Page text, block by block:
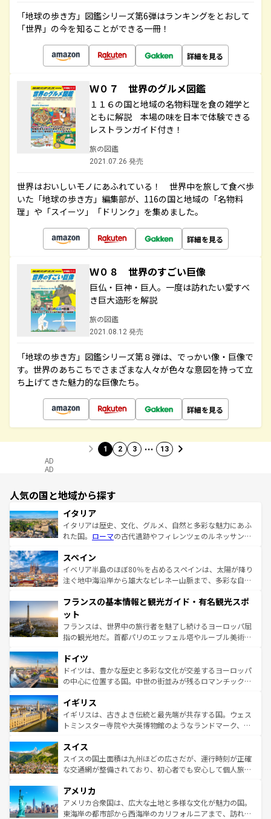
「地球の歩き方」図鑑シリーズ第6弾はランキングをとおして
「世界」の今を知ることができる一冊！
詳細を見る
Ｗ０７ 世界のグルメ図鑑
１１６の国と地域の名物料理を食の雑学と
ともに解説 本場の味を日本で体験できる
レストランガイド付き！
旅の図鑑
2021.07.26 発売
世界はおいしいモノにあふれている！ 世界中を旅して食べ歩
いた「地球の歩き方」編集部が、116の国と地域の「名物料
理」や「スイーツ」「ドリンク」を集めました。
詳細を見る
Ｗ０８ 世界のすごい巨像
巨仏・巨神・巨人。一度は訪れたい愛すべ
き巨大造形を解説
旅の図鑑
2021.08.12 発売
「地球の歩き方」図鑑シリーズ第８弾は、でっかい像・巨像で
す。世界のあちこちでさまざまな人々が色々な意図を持って立
ち上げてきた魅力的な巨像たち。
詳細を見る
1 2 3 … 13
AD
AD
人気の国と地域から探す
イタリア
イタリアは歴史、文化、グルメ、自然と多彩な魅力にあふ
れた国。 ローマの古代遺跡やフィレンツェのルネッサンス
ろん、トスカーナの美しい田園風景やアマルフィ海岸の絶
景など、自然景観も見逃せない。観光の合間には、本場の
ピザやパスタなど、絶品のイタリア料理を堪能することも
ませてくれるイタリアで、忘れられない旅をしてみよう！
なお、新着のイタリア情報は
しい。
スペイン
イベリア半島のほぼ80％を占めるスペインは、太陽が降り
注ぐ地中海沿岸から雄大なピレネー山脈まで、多彩な自然
文化が根付くこの国では、情熱的なフラメンコ、熱気あふ
れる闘牛、そして美味しいタパスが生活の一部となってい
る。首都マドリードの洗練された雰囲気や、バルセロナの
アートに溢れた街角から、地方では古代ローマ遺跡や中世
せる。地方によって風土や気候が異なるスペインはその個
性で訪れる人を魅了する。 なお、新着のスペイン情報は コ
ンテンツ一覧を参照してほしい。
フランスの基本情報と観光ガイド・有名観光スポ
ット
フランスは、世界中の旅行者を魅了し続けるヨーロッパ屈
指の観光地だ。首都パリのエッフェル塔やルーブル美術館
で、幅広い魅力が詰まっている。華麗な宮殿、歴史的な大
聖堂、美しいビーチ、そして豊かな自然が、訪れる者を心
から魅了する。また、フランスは美食の国としても知ら
いる。シャンパンの発祥地であるランス、プロヴァンスの
香り高いラベンダー畑など、多彩な楽しみ方が可能だ。さ
らに、パリ以外の地域にも魅力が溢れており、どの街角に
れる地方に足を運ぶとそれぞれで全く異なる文化を体験で
きるだろう。 なお、新着のフランス情報はコンテンツ一覧
を参照してほしい。
ドイツ
ドイツは、豊かな歴史と多彩な文化が交差するヨーロッパ
の中心に位置する国。中世の街並みが残るロマンチック街
顔を持つこの国は、どこを歩いても飽きることがない。ベ
ルリンの文化的活気、バイエルン州のアルプスの絶景、そ
してライン川沿いのワイン畑といった風景は必見。ビール
は、お酒好きな人にはぜひ体験してほしい。 なお、新着の
ドイツ情報はコンテンツ一覧を参照してほしい。
イギリス
イギリスは、古きよき伝統と最先端が共存する国。ウェス
トミンスター寺院や大英博物館のようなランドマーク、歴
リアごとに異なる魅力がある。また、優雅なアフタヌーン
ティー、ビール好きにはたまらない英国パブ、サッカー観
戦など、本場だからこそできる体験も豊富。イギリスを旅
ンツ一覧を参照してほしい。
スイス
スイスの国土面積は九州ほどの広さだが、運行時刻が正確
な交通網が整備されており、初心者でも安心して個人旅行
の建物がそのまま残る町や、スイスならではのユニークな
博物館もあり、アルプス観光だけでなく町歩きも満喫する
ことができる。国民の所得が高いため物価も高いが、旅行
アメリカ
アメリカ合衆国は、広大な土地と多様な文化が魅力の国。
東海岸の都市部から西海岸のカリフォルニアまで、訪れる